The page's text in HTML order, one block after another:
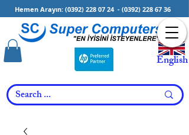
Hemen Arayın: (0392) 228 07 24 - (0392) 228 67 36
English